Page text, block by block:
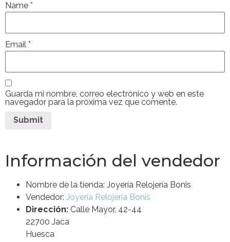
Name *
Email *
Guarda mi nombre, correo electrónico y web en este
navegador para la próxima vez que comente.
Información del vendedor
Nombre de la tienda: Joyería Relojería Bonis
Vendedor: Joyería Relojería Bonis
Dirección: Calle Mayor, 42-44
22700 Jaca
Huesca